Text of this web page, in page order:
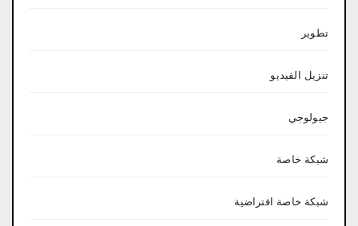
تطوير
تنزيل الفيديو
جيولوجي
شبكة خاصة
شبكة خاصة افتراضية